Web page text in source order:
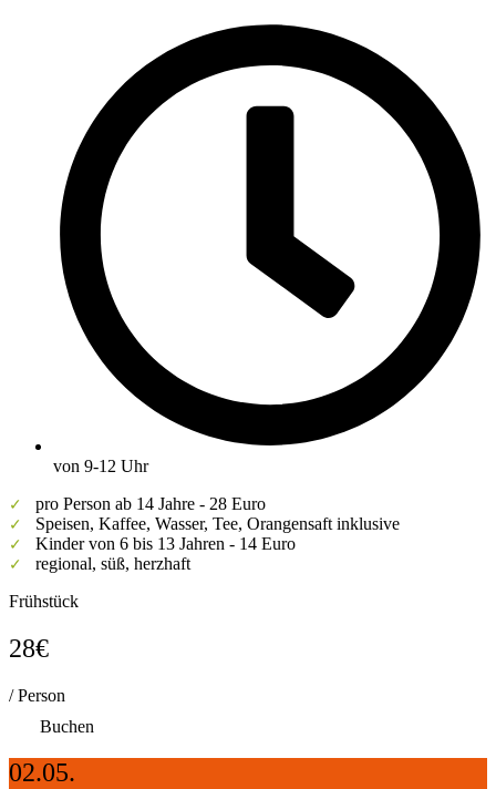
von 9-12 Uhr
✓ pro Person ab 14 Jahre - 28 Euro
✓ Speisen, Kaffee, Wasser, Tee, Orangensaft inklusive
✓ Kinder von 6 bis 13 Jahren - 14 Euro
✓
regional, süß, herzhaft
Frühstück
28€
/ Person
Buchen
02.05.